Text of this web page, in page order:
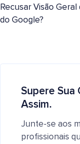
Recusar Visão
do Google?
Supere Sua
Assim.
Junte-se aos
profissionais